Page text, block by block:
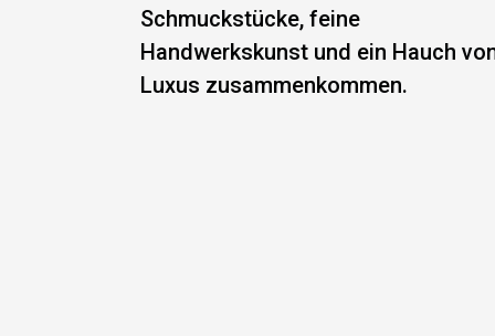
Schmuckstücke, feine
Handwerkskunst und ein Hauch
Luxus zusammenkommen.